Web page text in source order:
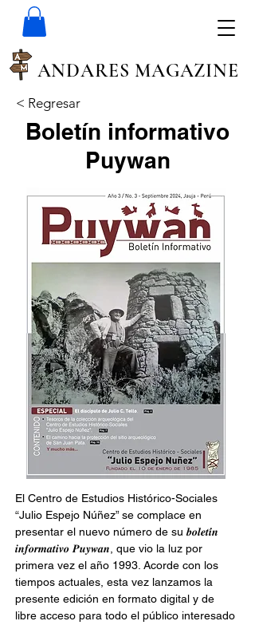
ANDARES MAGAZINE
< Regresar
Boletín informativo
Puywan
El Centro de Estudios Histórico-Sociales
“Julio Espejo Núñez” se complace en
presentar el nuevo número de su 𝒃𝒐𝒍𝒆𝒕𝒊́𝒏
𝒊𝒏𝒇𝒐𝒓𝒎𝒂𝒕𝒊𝒗𝒐 𝑷𝒖𝒚𝒘𝒂𝒏, que vio la luz por
primera vez el año 1993. Acorde con los
tiempos actuales, esta vez lanzamos la
presente edición en formato digital y de
libre acceso para todo el público interesado